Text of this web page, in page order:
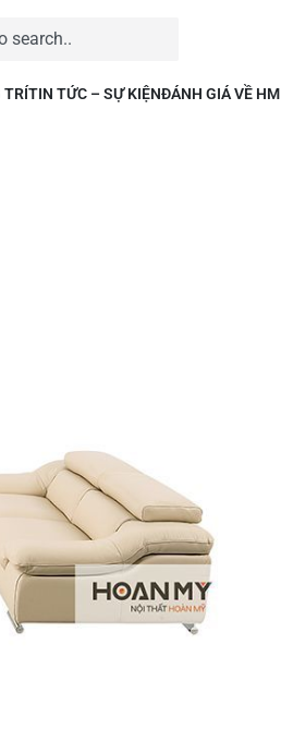
TRÍTIN TỨC – SỰ KIỆNĐÁNH GIÁ VỀ HM